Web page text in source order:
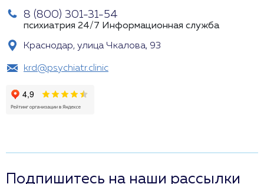
8 (800) 301-31-54
психиатрия 24/7 Информационная служба
Краснодар, улица Чкалова, 93
krd@psychiatr.clinic
Подпишитесь на наши рассылки